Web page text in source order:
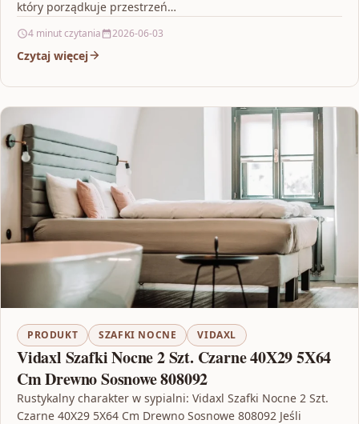
który porządkuje przestrzeń…
4 minut czytania 2026-06-03
Czytaj więcej
PRODUKT SZAFKI NOCNE VIDAXL
Vidaxl Szafki Nocne 2 Szt. Czarne 40X29 5X64
Cm Drewno Sosnowe 808092
Rustykalny charakter w sypialni: Vidaxl Szafki Nocne 2 Szt.
Czarne 40X29 5X64 Cm Drewno Sosnowe 808092 Jeśli